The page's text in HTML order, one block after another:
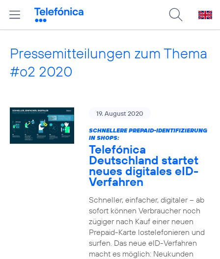
Pressemitteilungen zum Thema
#o2 2020
19. August 2020
SCHNELLERE PREPAID-IDENTIFIZIERUNG
IN SHOPS:
Telefónica
Deutschland startet
neues digitales eID-
Verfahren
Schneller, einfacher, digitaler – ab
sofort können Verbraucher noch
zügiger nach Kauf einer neuen
Prepaid-Karte lostelefonieren und
surfen. Das neue eID-Verfahren
macht es möglich: Neukunden